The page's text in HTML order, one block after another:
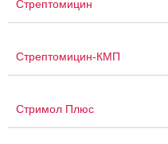
Стрептомицин
Стрептомицин-КМП
Стримол Плюс